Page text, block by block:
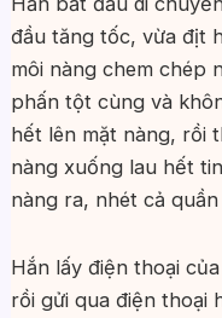
đầu tăng tốc, vừa địt
môi nàng chem chép
phấn tột cùng và
hết lên mặt nàng, rồi
nàng xuống lau hết
nàng ra, nhét cả
Hắn lấy điện thoại
rồi gửi qua điện thoại